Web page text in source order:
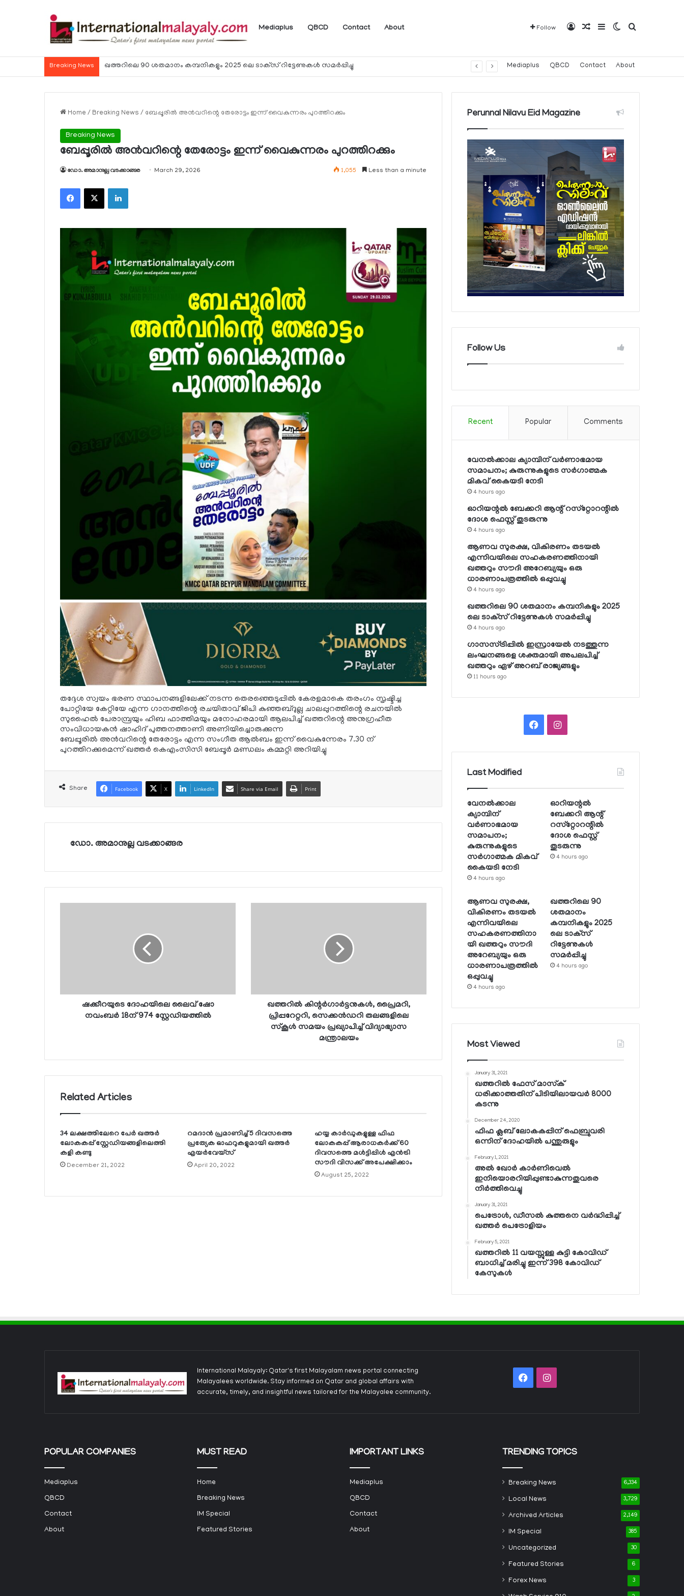
Mediaplus QBCD Contact About Follow Log InRandom Article
SidebarSwitch skin
Search for
Breaking News ഹോര്‍മുസ് കടലിടുക്ക് ഉടന്‍ തുറന്നേക്കും Mediaplus QBCD Contact About
Home / Breaking News / ബേപ്പൂരില്‍ അന്‍വറിന്റെ തേരോട്ടം ഇന്ന് വൈകുന്നരം പുറത്തിറക്കും
Breaking News
ബേപ്പൂരില്‍ അന്‍വറിന്റെ തേരോട്ടം ഇന്ന് വൈകുന്നരം പുറത്തിറക്കും
ഡോ. അമാനുല്ല വടക്കാങ്ങര March 29, 2026 1,055 Less than a minute
Facebook
X LinkedIn
തദ്ദേശ സ്വയം ഭരണ സ്ഥാപനങ്ങളിലേക്ക് നടന്ന തെരഞ്ഞെടുപ്പില്‍ കേരളമാകെ തരംഗം സൃഷ്ടിച്ച
പോറ്റിയേ കേറ്റിയേ എന്ന ഗാനത്തിന്റെ രചയിതാവ് ജിപി കുഞ്ഞബ്ദുല്ല ചാലപ്പുറത്തിന്റെ രചനയില്‍
സുഹൈല്‍ പേരാമ്പ്രയും ഹിബ ഫാത്തിമയും മനോഹരമായി ആലപിച്ച് ഖത്തറിന്റെ അനുഗ്രഹീത
സംവിധായകന്‍ ഷാഹിദ് പുത്തനത്താണി അണിയിച്ചൊരുക്കുന്ന
ബേപ്പൂരില്‍ അന്‍വറിന്റെ തേരോട്ടം എന്ന സംഗീത ആല്‍ബം ഇന്ന് വൈകുന്നേരം 7.30 ന്
പുറത്തിറക്കുമെന്ന് ഖത്തര്‍ കെഎംസിസി ബേപ്പൂര്‍ മണ്ഡലം കമ്മറ്റി അറിയിച്ചു
Share Facebook X LinkedIn Share via Email Print
ഡോ. അമാനുല്ല വടക്കാങ്ങര
ഷക്കീറയുടെ ദോഹയിലെ ലൈവ് ഷോ
നവംബര്‍ 18ന് 974 സ്റ്റേഡിയത്തില്‍
ഖത്തറില്‍ കിന്റര്‍ഗാര്‍ട്ടനുകള്‍, പ്രൈമറി,
പ്രിപ്പറേറ്ററി, സെക്കന്‍ഡറി തലങ്ങളിലെ
സ്‌കൂള്‍ സമയം പ്രഖ്യാപിച്ച് വിദ്യാഭ്യാസ
മന്ത്രാലയം
Related Articles
34 ലക്ഷത്തിലേറെ പേര്‍ ഖത്തര്‍
ലോകകപ്പ് സ്റ്റേഡിയങ്ങളിലെത്തി
കളി കണ്ടു
December 21, 2022
റമദാന്‍ പ്രമാണിച്ച് 5 ദിവസത്തെ
പ്രത്യേക ഓഫറുകളുമായി ഖത്തര്‍
എയര്‍വേയ്സ്
April 20, 2022
ഹയ്യ കാര്‍ഡുകളുള്ള ഫിഫ
ലോകകപ്പ് ആരാധകര്‍ക്ക് 60
ദിവസത്തെ മള്‍ട്ടിപ്പിള്‍ എന്‍ട്രി
സൗദി വിസക്ക് അപേക്ഷിക്കാം
August 25, 2022
Perunnal Nilavu Eid Magazine
Follow Us
Recent Popular Comments
വേനല്‍ക്കാല ക്യാമ്പിന് വര്‍ണാഭമായ
സമാപനം; കുരുന്നുകളുടെ സര്‍ഗാത്മക
മികവ് കൈയടി നേടി
4 hours ago
ഓറിയന്റല്‍ ബേക്കറി ആന്റ് റസ്‌റ്റോറന്റില്‍
ദോശ ഫെസ്റ്റ് തുടരുന്നു
4 hours ago
ആണവ സുരക്ഷ, വികിരണം തടയല്‍
എന്നിവയിലെ സഹകരണത്തിനായി
ഖത്തറും സൗദി അറേബ്യയും ഒരു
ധാരണാപത്രത്തില്‍ ഒപ്പുവച്ചു
4 hours ago
ഖത്തറിലെ 90 ശതമാനം കമ്പനികളും 2025
ലെ ടാക്‌സ് റിട്ടേണുകള്‍ സമര്‍പ്പിച്ചു
4 hours ago
ഗാസസ്ട്രിപ്പില്‍ ഇസ്രായേല്‍ നടത്തുന്ന
ലംഘനങ്ങളെ ശക്തമായി അപലപിച്ച്
ഖത്തറും ഏഴ് അറബ് രാജ്യങ്ങളും
11 hours ago
FacebookInstagram
Last Modified
വേനല്‍ക്കാല
ക്യാമ്പിന്
വര്‍ണാഭമായ
സമാപനം;
കുരുന്നുകളുടെ
സര്‍ഗാത്മക മികവ്
കൈയടി നേടി
4 hours ago
ഓറിയന്റല്‍
ബേക്കറി ആന്റ്
റസ്‌റ്റോറന്റില്‍
ദോശ ഫെസ്റ്റ്
തുടരുന്നു
4 hours ago
ആണവ സുരക്ഷ,
വികിരണം തടയല്‍
എന്നിവയിലെ
സഹകരണത്തിനാ
യി ഖത്തറും സൗദി
അറേബ്യയും ഒരു
ധാരണാപത്രത്തില്‍
ഒപ്പുവച്ചു
4 hours ago
ഖത്തറിലെ 90
ശതമാനം
കമ്പനികളും 2025
ലെ ടാക്‌സ്
റിട്ടേണുകള്‍
സമര്‍പ്പിച്ചു
4 hours ago
Most Viewed
January 31, 2021
ഖത്തറില്‍ ഫേസ് മാസ്‌ക്
ധരിക്കാത്തതിന് പിടിയിലായവര്‍ 8000
കടന്നു
December 24, 2020
ഫിഫ ക്ലബ് ലോകകപ്പിന് ഫെബ്രുവരി
ഒന്നിന് ദോഹയില്‍ പന്തുരുളും
February 1, 2021
അല്‍ ഖോര്‍ കാര്‍ണിവെല്‍
ഇനിയൊരറിയിപ്പുണ്ടാകുന്നതുവരെ
നിര്‍ത്തിവെച്ചു
January 31, 2021
പെട്രോള്‍, ഡീസല്‍ കുത്തനെ വര്‍ദ്ധിപ്പിച്ച്
ഖത്തര്‍ പെട്രോളിയം
February 5, 2021
ഖത്തറില്‍ 11 വയസ്സുള്ള കുട്ടി കോവിഡ്
ബാധിച്ച് മരിച്ചു ഇന്ന് 398 കോവിഡ്
കേസുകള്‍
International Malayaly: Qatar's first Malayalam news portal connecting
Malayalees worldwide. Stay informed on Qatar and global affairs with
accurate, timely, and insightful news tailored for the Malayalee community.
FacebookInstagram
POPULAR COMPANIES
Mediaplus
QBCD
Contact
About
MUST READ
Home
Breaking News
IM Special
Featured Stories
IMPORTANT LINKS
Mediaplus
QBCD
Contact
About
TRENDING TOPICS
Breaking News 6,334
Local News 3,729
Archived Articles 2,149
IM Special 385
Uncategorized 30
Featured Stories 6
Forex News 3